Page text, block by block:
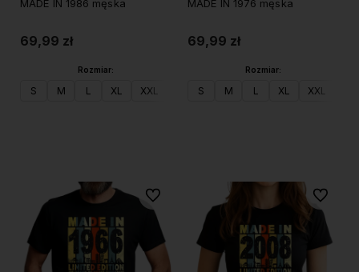
MADE IN 1986 męska
69,99 zł
Rozmiar:
S M L XL XXL
MADE IN 1976 męska
69,99 zł
Rozmiar:
S M L XL XXL
Do ulubionych Do